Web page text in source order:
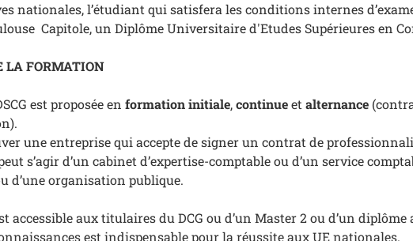
nationales, l’étudiant qui satisfera les conditions internes
Capitole, un Diplôme Universitaire d'Etudes Supérieures en
LA FORMATION
est proposée en formation initiale,continueetalternance
une entreprise qui accepte de signer un contrat de
s’agir d’un cabinet d’expertise-comptable ou d’un service
d’une organisation publique.
accessible aux titulaires du DCG ou d’un Master 2 ou d’un diplôme
est indispensable pour la réussite aux UE nationales.